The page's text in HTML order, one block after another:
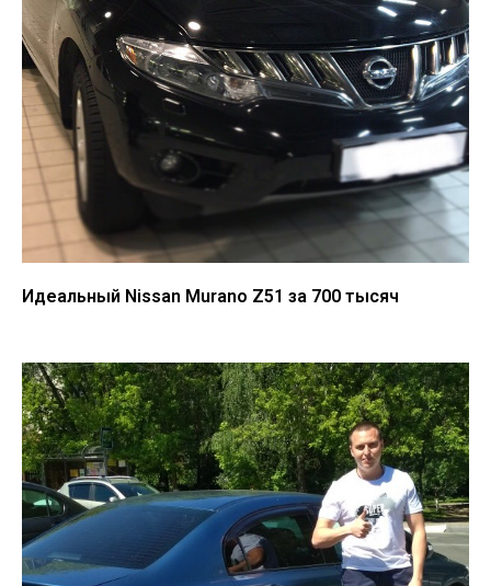
Идеальный Nissan Murano Z51 за 700 тысяч